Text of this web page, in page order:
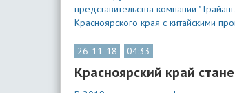
представительства компании
Красноярского края с китайскими
26-11-18 04:33
Красноярский край